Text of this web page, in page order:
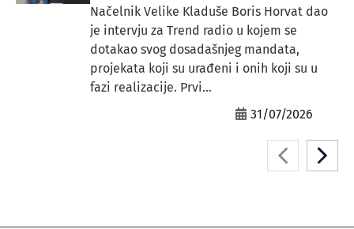
Načelnik Velike Kladuše Boris Horvat dao
je intervju za Trend radio u kojem se
dotakao svog dosadašnjeg mandata,
projekata koji su urađeni i onih koji su u
fazi realizacije. Prvi...
31/07/2026